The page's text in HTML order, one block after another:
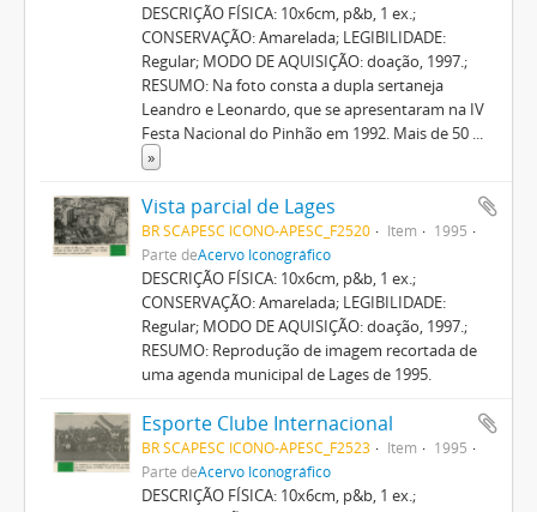
DESCRIÇÃO FÍSICA: 10x6cm, p&b, 1 ex.;
CONSERVAÇÃO: Amarelada; LEGIBILIDADE:
Regular; MODO DE AQUISIÇÃO: doação, 1997.;
RESUMO: Na foto consta a dupla sertaneja
Leandro e Leonardo, que se apresentaram na IV
Festa Nacional do Pinhão em 1992. Mais de 50 ...
»
Vista parcial de Lages
BR SCAPESC ICONO-APESC_F2520 Item
1995
Parte deAcervo Iconográfico
DESCRIÇÃO FÍSICA: 10x6cm, p&b, 1 ex.;
CONSERVAÇÃO: Amarelada; LEGIBILIDADE:
Regular; MODO DE AQUISIÇÃO: doação, 1997.;
RESUMO: Reprodução de imagem recortada de
uma agenda municipal de Lages de 1995.
Esporte Clube Internacional
BR SCAPESC ICONO-APESC_F2523 Item
1995
Parte deAcervo Iconográfico
DESCRIÇÃO FÍSICA: 10x6cm, p&b, 1 ex.;